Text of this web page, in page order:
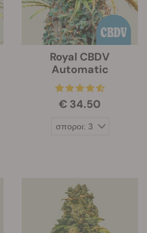
Royal CBDV
Automatic
€ 34.50